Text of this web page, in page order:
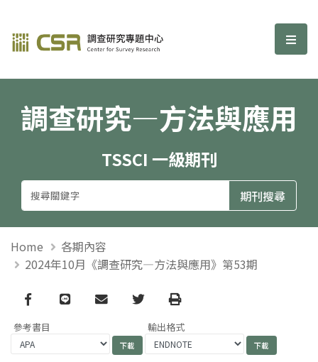
調查研究—方法與應用期刊 選
調查研究—方法與應用
TSSCI 一級期刊
Home
各期內容
2024年10月《調查研究—方法與應用》第53期
Facebook
line email TwitterPrint
參考書目 輸出格式